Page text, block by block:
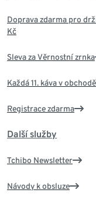
Doprava zdarma pro
Kč
Sleva za Věrnostní zrnka
Každá 11. káva v
Registrace zdarma
Další služby
Tchibo Newsletter
Návody k obsluze